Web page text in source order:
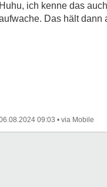
Huhu, ich kenne das
Das hält dann
09:03 •